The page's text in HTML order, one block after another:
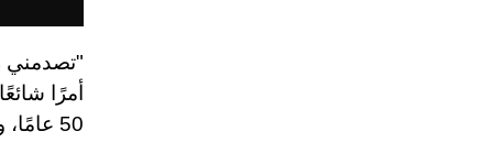
"تصدمني
أمرًا
50 عامًا، ويعتقد أن إدمان الهواتف المتحركة والذكية أصبح شيئًا غير مقبول.